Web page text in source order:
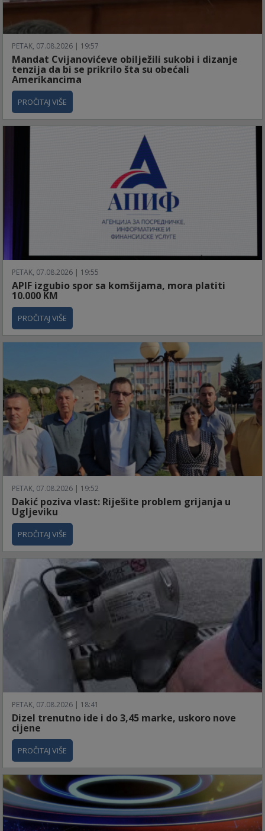
PETAK, 07.08.2026 | 19:57
Mandat Cvijanovićeve obilježili sukobi i dizanje
tenzija da bi se prikrilo šta su obećali
Amerikancima
PROČITAJ VIŠE
PETAK, 07.08.2026 | 19:55
APIF izgubio spor sa komšijama, mora platiti
10.000 KM
PROČITAJ VIŠE
PETAK, 07.08.2026 | 19:52
Dakić poziva vlast: Riješite problem grijanja u
Ugljeviku
PROČITAJ VIŠE
PETAK, 07.08.2026 | 18:41
Dizel trenutno ide i do 3,45 marke, uskoro nove
cijene
PROČITAJ VIŠE